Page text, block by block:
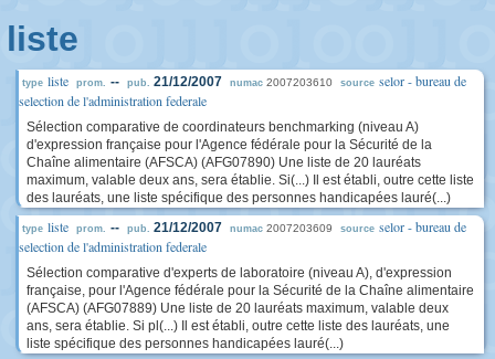
liste
type liste prom. -- pub. 21/12/2007 numac 2007203610 source selor - bureau de
selection de l'administration federale
Sélection comparative de coordinateurs benchmarking (niveau A)
d'expression française pour l'Agence fédérale pour la Sécurité de la
Chaîne alimentaire (AFSCA) (AFG07890) Une liste de 20 lauréats
maximum, valable deux ans, sera établie. Si(...) Il est établi, outre cette liste
des lauréats, une liste spécifique des personnes handicapées lauré(...)
type liste prom. -- pub. 21/12/2007 numac 2007203609 source selor - bureau de
selection de l'administration federale
Sélection comparative d'experts de laboratoire (niveau A), d'expression
française, pour l'Agence fédérale pour la Sécurité de la Chaîne alimentaire
(AFSCA) (AFG07889) Une liste de 20 lauréats maximum, valable deux
ans, sera établie. Si pl(...) Il est établi, outre cette liste des lauréats, une
liste spécifique des personnes handicapées lauré(...)